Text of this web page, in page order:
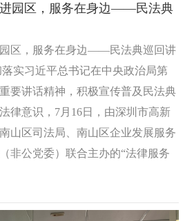
进园区，服务在身边——民法典
园区，服务在身边——民法典巡回讲
实习近平总书记在中央政治局第
要讲话精神，积极宣传普及民法典
律意识，7月16日，由深圳市高新
山区司法局、南山区企业发展服务
非公党委）联合主办的“法律服务